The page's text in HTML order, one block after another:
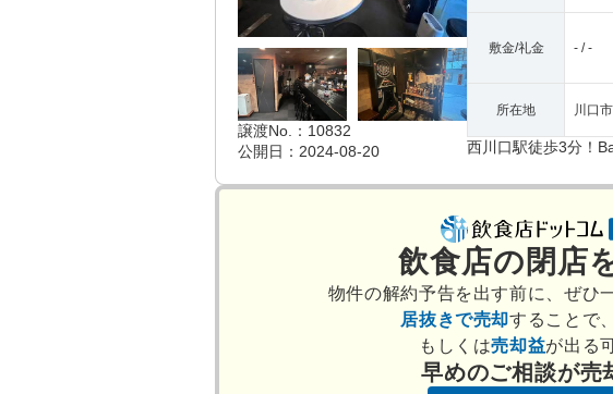
譲渡No.：10832
公開日：2024-08-20
敷金/礼金 - / -
所在地 川口市
西川口駅徒歩3分！
飲食店の閉店
物件の解約予告を出す前に、ぜひ
居抜きで売却することで、
もしくは売却益が出る
早めのご相談が売